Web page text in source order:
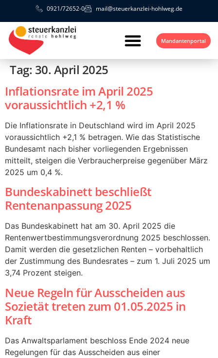
0921/72652-0 mail@steuerkanzlei-hohlweg.de
Mandantenportal
Tag: 30. April 2025
Inflationsrate im April 2025
voraussichtlich +2,1 %
Die Inflationsrate in Deutschland wird im April 2025
voraussichtlich +2,1 % betragen. Wie das Statistische
Bundesamt nach bisher vorliegenden Ergebnissen
mitteilt, steigen die Verbraucherpreise gegenüber März
2025 um 0,4 %.
Bundeskabinett beschließt
Rentenanpassung 2025
Das Bundeskabinett hat am 30. April 2025 die
Rentenwertbestimmungsverordnung 2025 beschlossen.
Damit werden die gesetzlichen Renten – vorbehaltlich
der Zustimmung des Bundesrates – zum 1. Juli 2025 um
3,74 Prozent steigen.
Neue Regeln für Ausscheiden aus
Sozietät treten zum 01.05.2025 in
Kraft
Das Anwaltsparlament beschloss Ende 2024 neue
Regelungen für das Ausscheiden aus einer